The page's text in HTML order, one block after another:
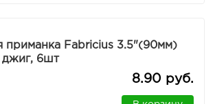
приманка Fabricius 3.5"(90мм)
джиг, 6шт
8.90 руб.